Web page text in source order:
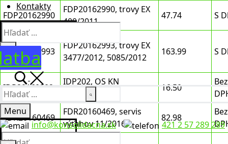
Kontakty
Hľadať:
Hľadať:
Menu
info@konsolidacna.sk
421 2 57 289 289
Hľadať:
FDP20162990
FDP20162990, trovy EX
400/2011
47.74 S
FDP20162993
FDP20162993, trovy EX
3477/2012, 5085/2012
163.99 S
IDP20160202
IDP202, OS KN
10Er/1026/16
16.50
Bez
FDR20160469
FDR20160469, servis
výťahov 11/2016
82.98
Bez